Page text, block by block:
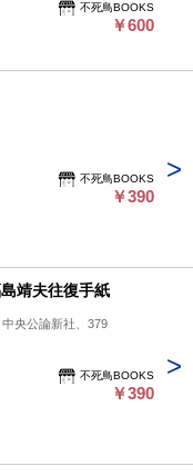
不死鳥BOOKS
￥600
不死鳥BOOKS
￥390
靖夫往復手紙
央公論新社、379
不死鳥BOOKS
￥390